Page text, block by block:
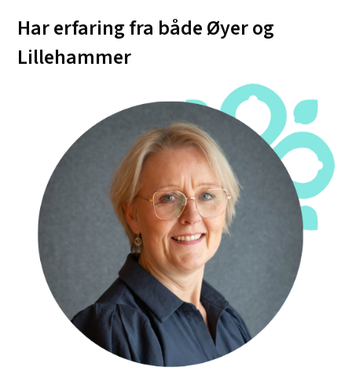
Har erfaring fra både Øyer og
Lillehammer